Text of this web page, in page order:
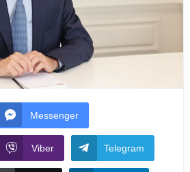
Messenger
Viber Telegram